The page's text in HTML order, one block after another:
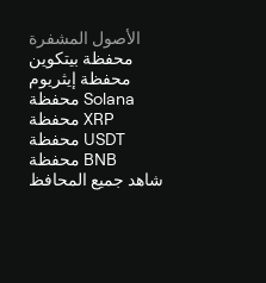
الأصول المشفرة
محفظة بيتكوين
محفظة إيثريوم
محفظة Solana
محفظة XRP
محفظة USDT
محفظة BNB
شاهد جميع المحافظ